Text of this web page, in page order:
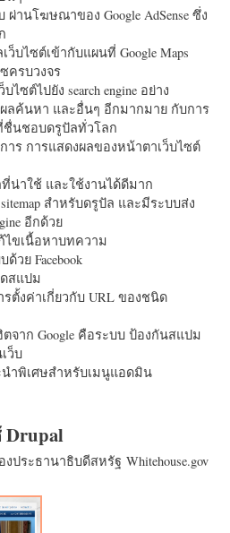
ผ่านโฆษณาของ Google AdSense ซึ่ง
ว็บไซต์เข้ากับแผนที่ Google Maps
ครบวงจร
ไซต์ไปยัง search engine อย่าง
ลค้นหา และอื่นๆ อีกมากมาย กับการ
นชอบดรูปัลทั่วโลก
าร การแสดงผลของหน้าตาเว็บไซต์
น่าใช้ และใช้งานได้ดีมาก
สำหรับดรูปัล และมีระบบส่ง
อีกด้วย
ขเนื้อหาบทความ
ด้วย Facebook
สแปม
ตั้งค่าเกี่ยวกับ URL ของชนิด
จาก Google คือระบบ ป้องกันสแปม
ว็บ
ำพิเศษสำหรับเมนูแอดมิน
Drupal
ประธานาธิบดีสหรัฐ Whitehouse.gov